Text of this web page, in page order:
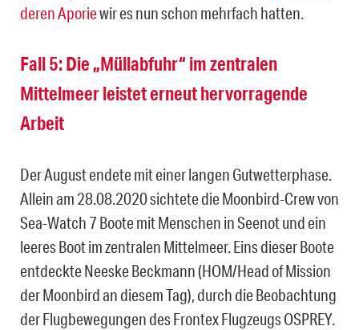
deren Aporiewir es nun schon mehrfach hatten.
Fall 5: Die „Müllabfuhr“ im zentralen
Mittelmeer leistet erneut hervorragende
Arbeit
Der August endete mit einer langen Gutwetterphase.
Allein am 28.08.2020 sichtete die Moonbird-Crew von
Sea-Watch 7 Boote mit Menschen in Seenot und ein
leeres Boot im zentralen Mittelmeer. Eins dieser Boote
entdeckte Neeske Beckmann (HOM/Head of Mission
der Moonbird an diesem Tag), durch die Beobachtung
der Flugbewegungen des Frontex Flugzeugs OSPREY.